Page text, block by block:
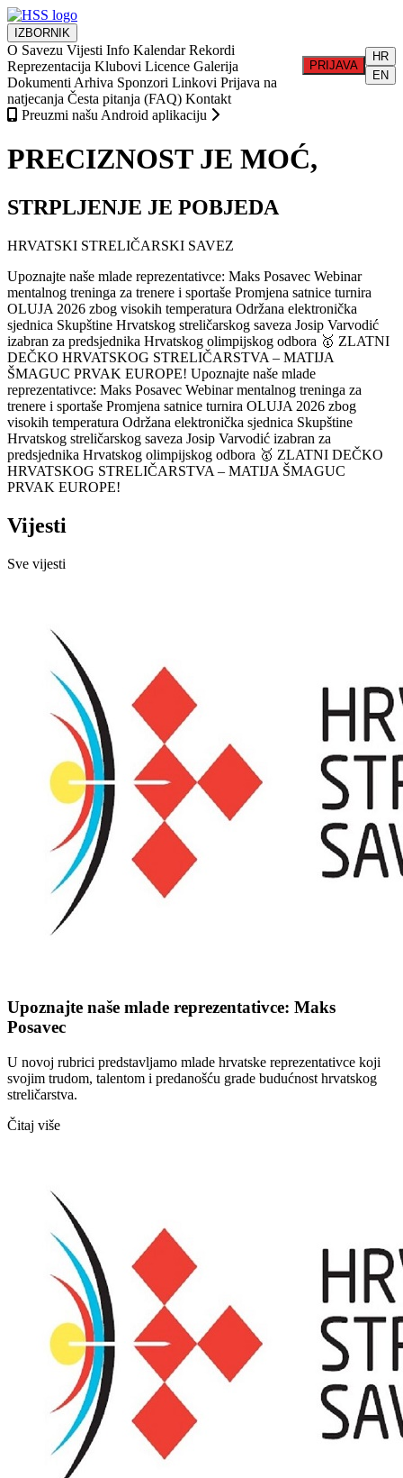
IZBORNIK
O Savezu Vijesti Info Kalendar Rekordi
Reprezentacija Klubovi Licence Galerija
Dokumenti Arhiva Sponzori Linkovi Prijava na
natjecanja Česta pitanja (FAQ) Kontakt
PRIJAVA
HR
EN
Preuzmi našu Android aplikaciju
PRECIZNOST JE MOĆ,
STRPLJENJE JE POBJEDA
HRVATSKI STRELIČARSKI SAVEZ
Upoznajte naše mlade reprezentativce: Maks Posavec Webinar
mentalnog treninga za trenere i sportaše Promjena satnice turnira
OLUJA 2026 zbog visokih temperatura Održana elektronička
sjednica Skupštine Hrvatskog streličarskog saveza Josip Varvodić
izabran za predsjednika Hrvatskog olimpijskog odbora 🥇 ZLATNI
DEČKO HRVATSKOG STRELIČARSTVA – MATIJA
ŠMAGUC PRVAK EUROPE! Upoznajte naše mlade
reprezentativce: Maks Posavec Webinar mentalnog treninga za
trenere i sportaše Promjena satnice turnira OLUJA 2026 zbog
visokih temperatura Održana elektronička sjednica Skupštine
Hrvatskog streličarskog saveza Josip Varvodić izabran za
predsjednika Hrvatskog olimpijskog odbora 🥇 ZLATNI DEČKO
HRVATSKOG STRELIČARSTVA – MATIJA ŠMAGUC
PRVAK EUROPE!
Vijesti
Sve vijesti
Upoznajte naše mlade reprezentativce: Maks
Posavec
U novoj rubrici predstavljamo mlade hrvatske reprezentativce koji
svojim trudom, talentom i predanošću grade budućnost hrvatskog
streličarstva.
Čitaj više